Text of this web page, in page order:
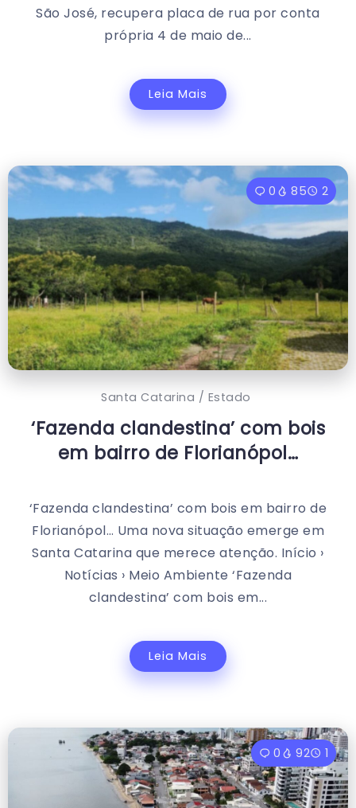
São José, recupera placa de rua por conta
própria 4 de maio de...
Leia Mais
0 85 2
Santa Catarina / Estado
‘Fazenda clandestina’ com bois
em bairro de Florianópol…
‘Fazenda clandestina’ com bois em bairro de
Florianópol… Uma nova situação emerge em
Santa Catarina que merece atenção. Início ›
Notícias › Meio Ambiente ‘Fazenda
clandestina’ com bois em...
Leia Mais
0 92 1